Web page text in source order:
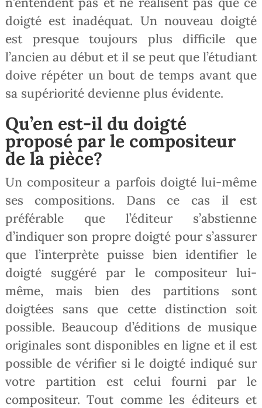
doigté est inadéquat. Un nouveau doigté
est presque toujours plus difficile que
l’ancien au début et il se peut que l’étudiant
doive répéter un bout de temps avant que
sa supériorité devienne plus évidente.
Qu’en est-il du doigté
proposé par le compositeur
de la pièce?
Un compositeur a parfois doigté lui-même
ses compositions. Dans ce cas il est
préférable que l’éditeur s’abstienne
d’indiquer son propre doigté pour s’assurer
que l’interprète puisse bien identifier le
doigté suggéré par le compositeur lui-
même, mais bien des partitions sont
doigtées sans que cette distinction soit
possible. Beaucoup d’éditions de musique
originales sont disponibles en ligne et il est
possible de vérifier si le doigté indiqué sur
votre partition est celui fourni par le
compositeur. Tout comme les éditeurs et